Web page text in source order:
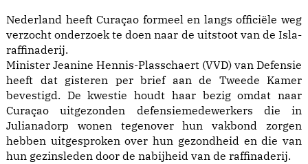
Nederland heeft Curaçao formeel en langs officiële weg
verzocht onderzoek te doen naar de uitstoot van de Isla-
raffinaderij.
Minister Jeanine Hennis-Plasschaert (VVD) van Defensie
heeft dat gisteren per brief aan de Tweede Kamer
bevestigd. De kwestie houdt haar bezig omdat naar
Curaçao uitgezonden defensiemedewerkers die in
Julianadorp wonen tegenover hun vakbond zorgen
hebben uitgesproken over hun gezondheid en die van
hun gezinsleden door de nabijheid van de raffinaderij.